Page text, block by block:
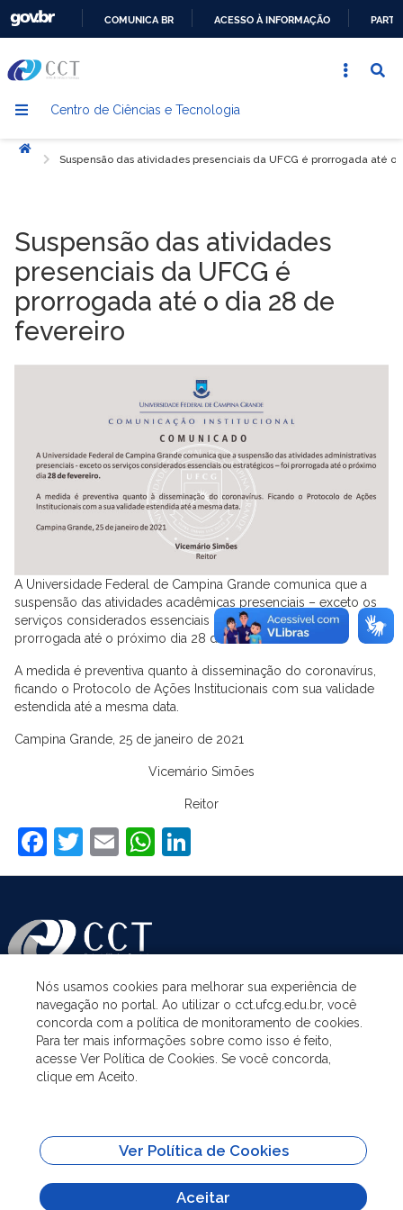
CONTEÚDO
COMUNICA BR ACESSO À INFORMAÇÃO
Centro de Ciências e Tecnologia
Início
Suspensão das atividades presenciais da UFCG é prorrogada até
Suspensão das atividades
presenciais da UFCG é
prorrogada até o dia 28 de
fevereiro
A Universidade Federal de Campina Grande comunica que a
suspensão das atividades acadêmicas presenciais – exceto os
serviços considerados essenciais ou estratégicos – foi
prorrogada até o próximo dia 28 de fevereiro.
A medida é preventiva quanto à disseminação do coronavírus,
ficando o Protocolo de Ações Institucionais com sua validade
estendida até a mesma data.
Campina Grande, 25 de janeiro de 2021
Vicemário Simões
Reitor
Facebook
Twitter
EmailWhatsApp
ASSUNTOS
ACESSO À INFORMAÇÃO
SITES IMPORTANTES
Nós usamos cookies para melhorar sua experiência de
navegação no portal. Ao utilizar o cct.ufcg.edu.br, você
concorda com a política de monitoramento de cookies.
Para ter mais informações sobre como isso é feito,
acesse Ver Política de Cookies. Se você concorda,
clique em Aceito.
Ver Política de Cookies
Aceitar